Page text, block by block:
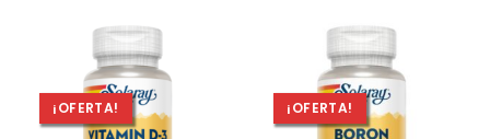
¡OFERTA! ¡OFERTA!